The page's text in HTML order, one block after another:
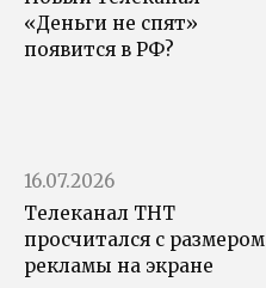
«Деньги не спят»
появится в РФ?
16.07.2026
Телеканал ТНТ
просчитался с размером
рекламы на экране